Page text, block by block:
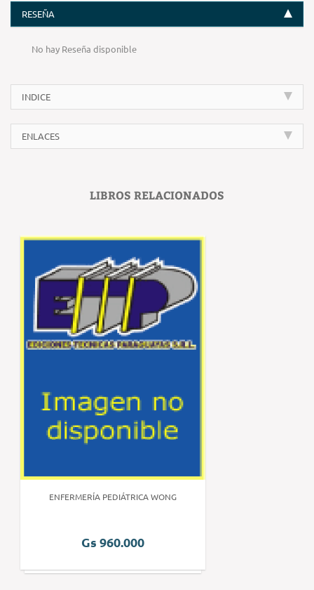
RESEÑA
No hay Reseña disponible
INDICE
ENLACES
LIBROS RELACIONADOS
ENFERMERÍA PEDIÁTRICA WONG
Gs 960.000